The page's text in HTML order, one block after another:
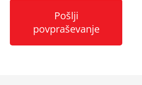
Pošlji
povpraševanje